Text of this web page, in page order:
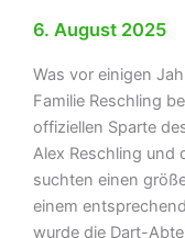
6. August 2025
Was vor einigen
Familie Reschling
offiziellen Sparte
Alex Reschling und
suchten einen
einem
wurde die Dart-